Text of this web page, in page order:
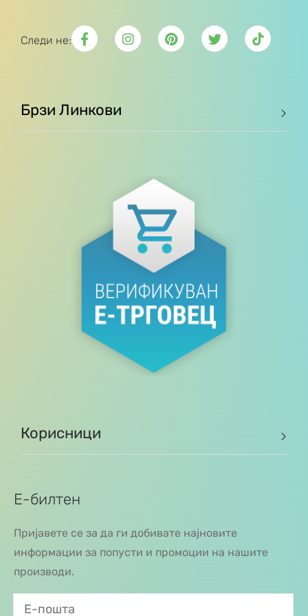
Следи не:
Брзи Линкови
Корисници
Е-билтен
Пријавете се за да ги добивате најновите
информации за попусти и промоции на нашите
производи.